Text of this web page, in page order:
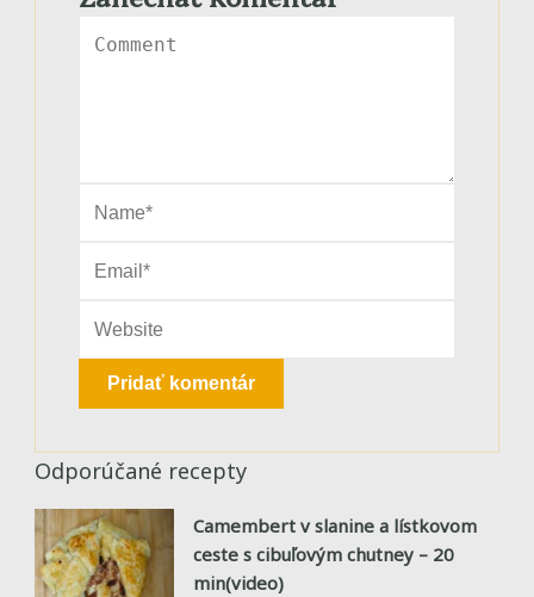
Odporúčané recepty
Camembert v slanine a lístkovom
ceste s cibuľovým chutney – 20
min(video)